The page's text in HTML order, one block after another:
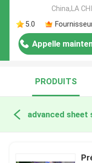
China,LA
5.0
Appelle
PRODUITS